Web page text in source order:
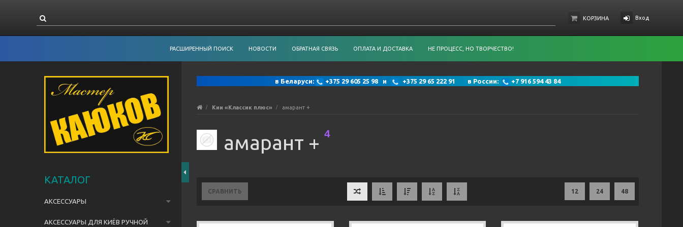
КОРЗИНА Вход
РАСШИРЕННЫЙ ПОИСК НОВОСТИ ОБРАТНАЯ СВЯЗЬ ОПЛАТА И ДОСТАВКА НЕ ПРОЦЕСС, НО ТВОРЧЕСТВО!
КАТАЛОГ
АКСЕССУАРЫ
АКСЕССУАРЫ ДЛЯ КИЁВ РУЧНОЙ
в Беларуси: +375 29 605 25 98 и +375 29 65 222 91 в России: +7 916 594 43 84
Кии «Классик плюс» амарант +
амарант + 4
СРАВНИТЬ 12 24 48